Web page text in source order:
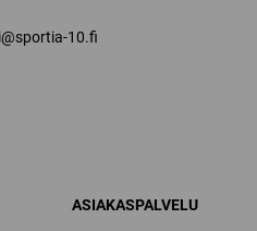
10.fi
ASIAKASPALVELU